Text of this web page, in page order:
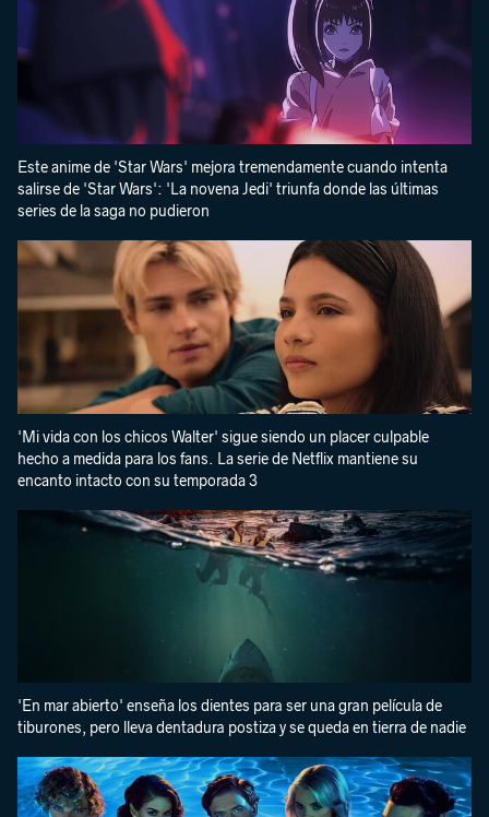
Este anime de 'Star Wars' mejora tremendamente cuando intenta
salirse de 'Star Wars': 'La novena Jedi' triunfa donde las últimas
series de la saga no pudieron
'Mi vida con los chicos Walter' sigue siendo un placer culpable
hecho a medida para los fans. La serie de Netflix mantiene su
encanto intacto con su temporada 3
'En mar abierto' enseña los dientes para ser una gran película de
tiburones, pero lleva dentadura postiza y se queda en tierra de nadie